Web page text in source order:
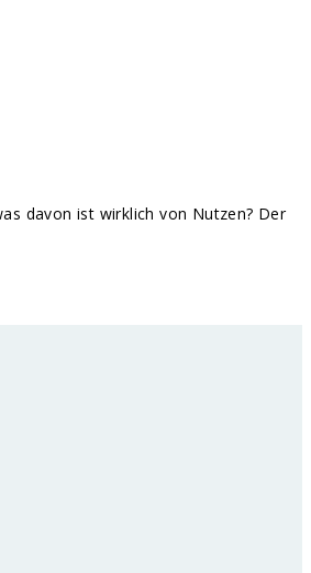
davon ist wirklich von Nutzen? Der